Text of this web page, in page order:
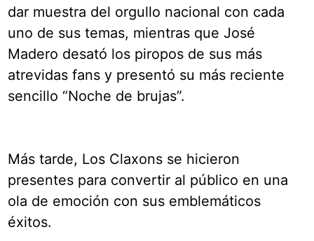
dar muestra del orgullo nacional con cada
uno de sus temas, mientras que José
Madero desató los piropos de sus más
atrevidas fans y presentó su más reciente
sencillo “Noche de brujas”.
Más tarde, Los Claxons se hicieron
presentes para convertir al público en una
ola de emoción con sus emblemáticos
éxitos.